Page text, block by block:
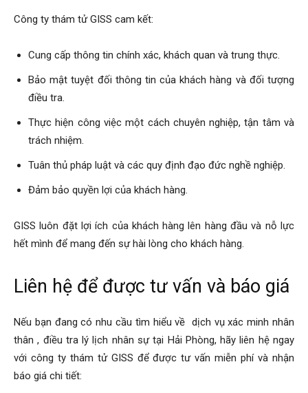
Công ty thám tử GISS cam kết:
Cung cấp thông tin chính xác, khách quan và trung thực.
Bảo mật tuyệt đối thông tin của khách hàng và đối tượng
điều tra.
Thực hiện công việc một cách chuyên nghiệp, tận tâm và
trách nhiệm.
Tuân thủ pháp luật và các quy định đạo đức nghề nghiệp.
Đảm bảo quyền lợi của khách hàng.
GISS luôn đặt lợi ích của khách hàng lên hàng đầu và nỗ lực
hết mình để mang đến sự hài lòng cho khách hàng.
Liên hệ để được tư vấn và báo giá
Nếu bạn đang có nhu cầu tìm hiểu về dịch vụ xác minh nhân
thân , điều tra lý lịch nhân sự tại Hải Phòng, hãy liên hệ ngay
với công ty thám tử GISS để được tư vấn miễn phí và nhận
báo giá chi tiết: